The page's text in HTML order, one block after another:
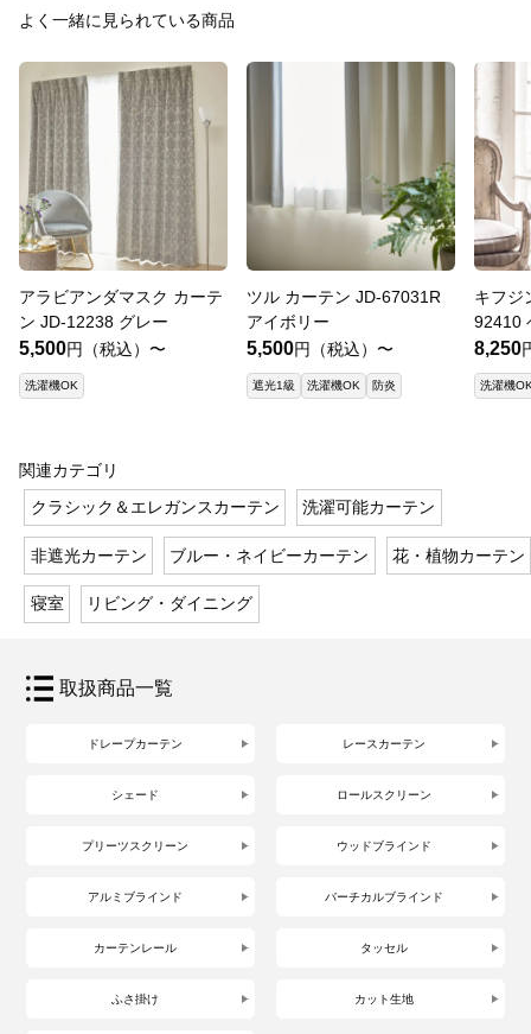
よく一緒に見られている商品
アラビアンダマスク カーテ
ン JD-12238 グレー
5,500円（税込）〜
洗濯機OK
ツル カーテン JD-67031R
アイボリー
5,500円（税込）〜
遮光1級 洗濯機OK 防炎
キフジ
92410
8,250
洗濯機
関連カテゴリ
クラシック＆エレガンスカーテン
洗濯可能カーテン
非遮光カーテン ブルー・ネイビーカーテン 花・植物カーテン
寝室 リビング・ダイニング
取扱商品一覧
ドレープカーテン レースカーテン
シェード ロールスクリーン
プリーツスクリーン ウッドブラインド
アルミブラインド バーチカルブラインド
カーテンレール タッセル
ふさ掛け カット生地